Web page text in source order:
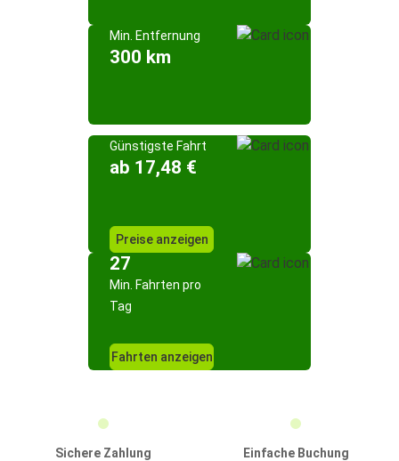
Min. Entfernung
300 km
Günstigste Fahrt
ab 17,48 €
Preise anzeigen
27
Min. Fahrten pro
Tag
Fahrten anzeigen
Sichere Zahlung
Einfache Buchung